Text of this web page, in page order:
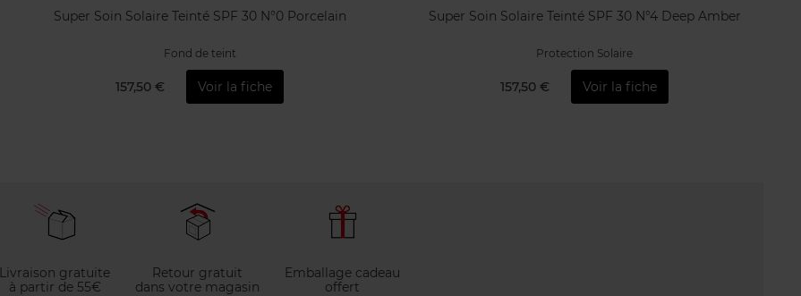
Super Soin Solaire Teinté SPF 30 N°0 Porcelain
Fond de teint
157,50 € Voir la fiche
Super Soin Solaire Teinté SPF 30 N°4 Deep Amber
Protection Solaire
157,50 € Voir la fiche
Livraison gratuite
à partir de 55€
Retour gratuit
dans votre magasin
Emballage cadeau
offert